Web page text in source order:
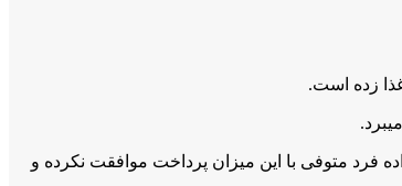
یک باب منزل مسکونی و 500 میلیون پول نقد شدە است، اما خانوادە فرد متوفی با این میزان پرداخت موافقت نکردە و